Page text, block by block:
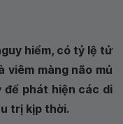
hiểm, có tỷ lệ tử
viêm màng não mủ
để phát hiện các di
trị kịp thời.